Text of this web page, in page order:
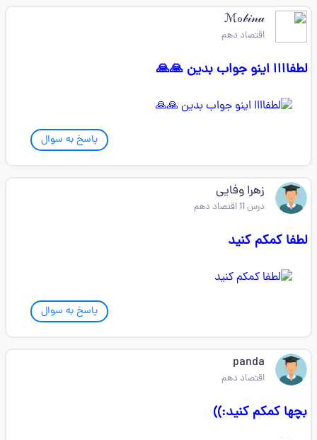
ℳℴ𝒷𝒾𝓃𝒶
اقتصاد دهم
لطفاااا اینو جواب بدین 🙏🙏
پاسخ به سوال
زهرا وفایی
درس 11 اقتصاد دهم
لطفا کمکم کنید
پاسخ به سوال
panda
اقتصاد دهم
بچها کمکم کنید:))